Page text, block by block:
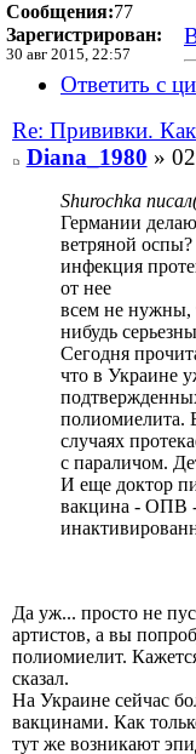
Сообщения:77
Зарегистрирован:
30 авг 2015, 22:57
Ответить с
Re: Прививки.
Diana_1980 »
Shurochka
Германии
ветряной
инфекция
от нее
всем не нужны,
нибудь
Сегодня
что в Украине
полиомиелита.
случаях
с параличом.
И еще доктор
вакцина - ОПВ
Да уж... просто не
артистов, а вы
полиомиелит.
сказал.
На Украине сейчас
вакцинами. Как
тут же возникают